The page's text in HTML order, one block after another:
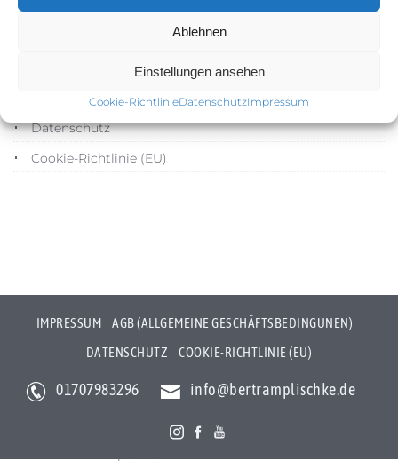
Ablehnen
Einstellungen ansehen
Cookie-RichtlinieDatenschutzImpressum
AGB (Allgemeine Geschäftsbedingunen)
Datenschutz
Cookie-Richtlinie (EU)
IMPRESSUM
AGB (ALLGEMEINE GESCHÄFTSBEDINGUNEN)
DATENSCHUTZ
COOKIE-RICHTLINIE (EU)
01707983296 info@bertramplischke.de
Bertram Plischke Individualfotografie